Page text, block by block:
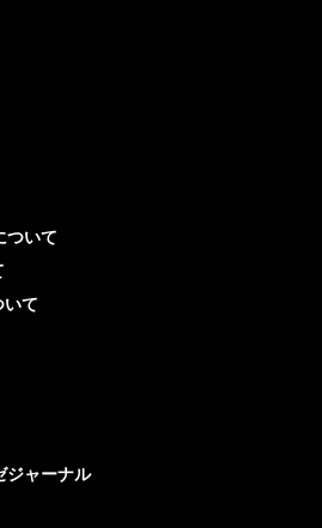
ついて
て
ャーナル